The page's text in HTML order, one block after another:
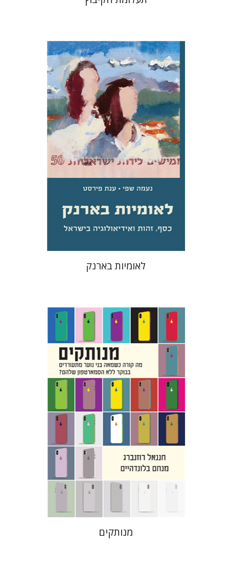
נעמה שפי ענת פירסט
הנחת אתר ספר מודפס
$34
$31
לאומיות בארנק
מנחם בלונדהיים
הנחת אתר ספר מודפס
$34
$31
מנותקים